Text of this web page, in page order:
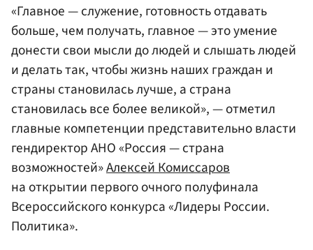
«Главное — служение, готовность отдавать
больше, чем получать, главное — это умение
донести свои мысли до людей и слышать людей
и делать так, чтобы жизнь наших граждан и
страны становилась лучше, а страна
становилась все более великой», — отметил
главные компетенции представительно власти
гендиректор АНО «Россия — страна
возможностей»Алексей Комиссаров
на открытии первого очного полуфинала
Всероссийского конкурса «Лидеры России.
Политика».